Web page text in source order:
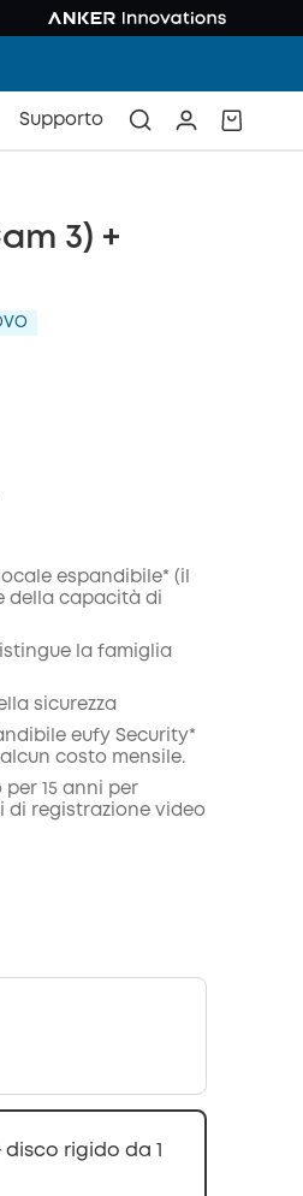
Supporto
3) +
espandibile* (il
della capacità di
la famiglia
sicurezza
eufy Security*
costo mensile.
per 15 anni per
di registrazione video
disco rigido da 1